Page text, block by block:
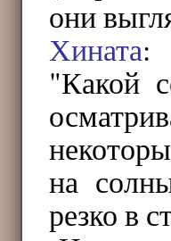
они
Хината:
"Какой
на
резко в